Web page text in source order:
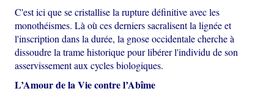
C'est ici que se cristallise la rupture définitive avec les
monothéismes. Là où ces derniers sacralisent la lignée et
l'inscription dans la durée, la gnose occidentale cherche à
dissoudre la trame historique pour libérer l'individu de son
asservissement aux cycles biologiques.
L’Amour de la Vie contre l’Abîme